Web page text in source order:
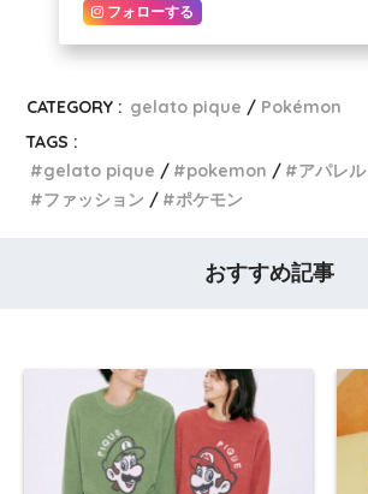
フォローする
CATEGORY : gelato pique
Pokémon
TAGS :
gelato pique
pokemon
アパレル
ファッション
ポケモン
おすすめ記事